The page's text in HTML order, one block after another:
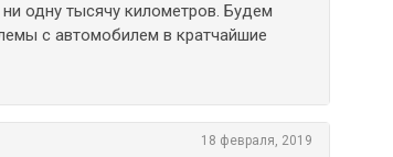
одну тысячу километров. Будем
с автомобилем в кратчайшие
18 февраля, 2019